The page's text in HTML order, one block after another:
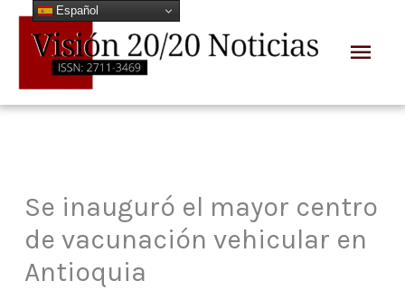
contenido
Se inauguró el mayor centro
de vacunación vehicular en
Antioquia
Español